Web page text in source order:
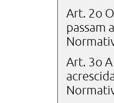
Art. 2o
passam
Art. 3o